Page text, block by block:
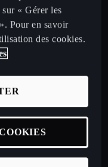
« Gérer les
Pour en savoir
des cookies.